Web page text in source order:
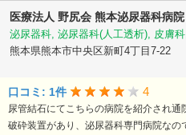
医療法人 野尻会 熊本泌尿器科病院
泌尿器科, 泌尿器科(人工透析), 皮膚
熊本県熊本市中央区新町4丁目7-22
口コミ: 1件 4
尿管結石にてこちらの病院を紹介され
破砕装置があり、泌尿器科専門病院なの